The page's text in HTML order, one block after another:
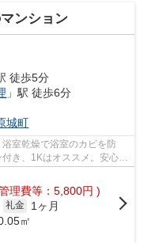
ンション
徒歩5分
」駅 徒歩6分
城町
室乾燥で浴室のカビを防
き、1Kはオススメ。安心の
理費等：5,800円 )
礼金
1ヶ月
㎡